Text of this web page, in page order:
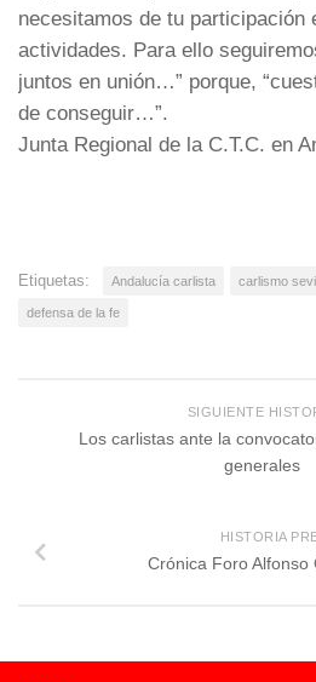
necesitamos de tu participación
actividades. Para ello
juntos en unión…” porque,
de conseguir…”.
Junta Regional de la C.T.C. en
Etiquetas: Andalucía carlista carlismo
defensa de la fe
SIGUIENTE
Los carlistas ante la
generales
HISTORIA
Crónica Foro Alfonso